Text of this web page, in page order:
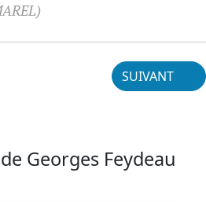
SUIVANT
Georges Feydeau